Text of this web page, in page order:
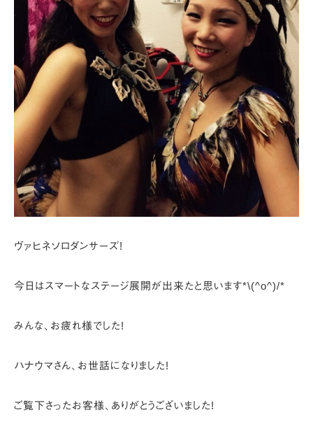
ヴァヒネソロダンサーズ!
今日はスマートなステージ展開が出来たと思います*\(^o^)/*
みんな、お疲れ様でした!
ハナウマさん、お世話になりました!
ご覧下さったお客様、ありがとうございました!